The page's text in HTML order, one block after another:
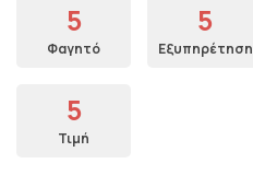
5
Φαγητό
5
Εξυπηρέτηση
5
Τιμή